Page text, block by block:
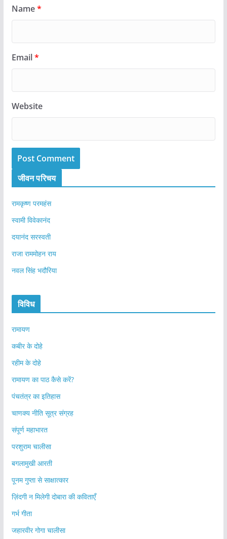
Name*
Email*
Website
जीवन परिचय
रामकृष्ण परमहंस
स्वामी विवेकानंद
दयानंद सरस्वती
राजा राममोहन राय
नवल सिंह भदौरिया
विविध
रामायण
कबीर के दोहे
रहीम के दोहे
रामायण का पाठ कैसे करें?
पंचतंत्र का इतिहास
चाणक्य नीति सूत्र संग्रह
संपूर्ण महाभारत
परशुराम चालीसा
बगलामुखी आरती
पूनम गुप्ता से साक्षात्कार
ज़िंदगी न मिलेगी दोबारा की कविताएँ
गर्भ गीता
जहारवीर गोगा चालीसा